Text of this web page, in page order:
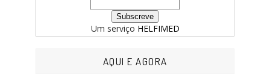
Um serviço HELFIMED
AQUI E AGORA